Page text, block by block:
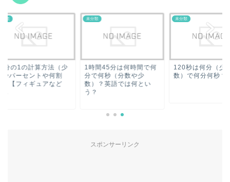
の1の計算方法（少
パーセントや何割
【フィギュアなど
未分類
1時間45分は何時間で何
分で何秒（分数や少
数）？英語では何とい
う？
未分類
120秒は何分（少数
数）で何分何秒？何
スポンサーリンク